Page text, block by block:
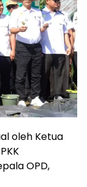
oleh Ketua
OPD,